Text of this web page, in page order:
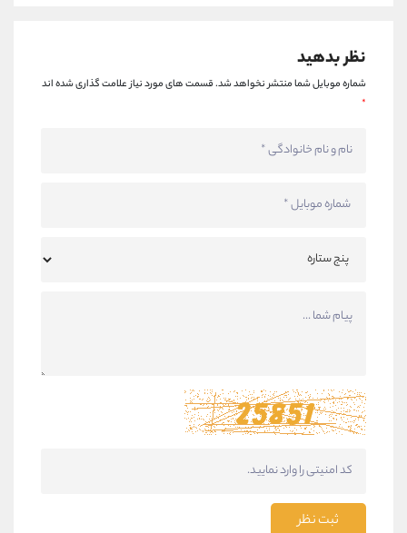
نظر بدهید
شماره موبایل شما منتشر نخواهد شد.قسمت های مورد نیاز علامت گذاری شده اند
*
ثبت نظر